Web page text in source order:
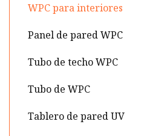
WPC para interiores
Panel de pared WPC
Tubo de techo WPC
Tubo de WPC
Tablero de pared UV